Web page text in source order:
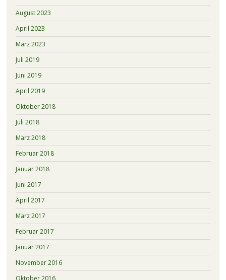
August 2023
April 2023
März 2023
Juli 2019
Juni 2019
April 2019
Oktober 2018
Juli 2018
März 2018
Februar 2018
Januar 2018
Juni 2017
April 2017
März 2017
Februar 2017
Januar 2017
November 2016
Oktober 2016